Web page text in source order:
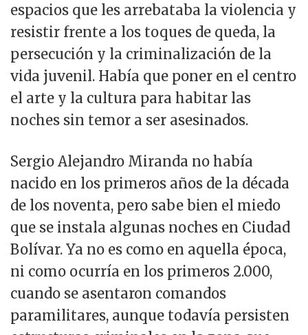
espacios que les arrebataba la violencia y
resistir frente a los toques de queda, la
persecución y la criminalización de la
vida juvenil. Había que poner en el centro
el arte y la cultura para habitar las
noches sin temor a ser asesinados.
Sergio Alejandro Miranda no había
nacido en los primeros años de la década
de los noventa, pero sabe bien el miedo
que se instala algunas noches en Ciudad
Bolívar. Ya no es como en aquella época,
ni como ocurría en los primeros 2.000,
cuando se asentaron comandos
paramilitares, aunque todavía persisten